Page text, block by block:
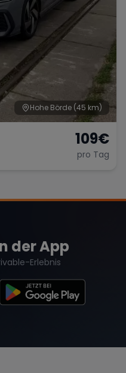
Hohe Börde (45 km)
109€
pro Tag
der App
Erlebnis